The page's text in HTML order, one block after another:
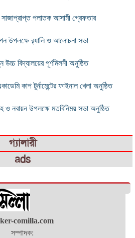
সাজাপ্রাপ্ত পলাতক আসামী গ্রেফতার
উপলক্ষে র‌্যালি ও আলোচনা সভা
বিদ্যালয়ের পূর্ণমিলনী অনুষ্ঠিত
কাপ টুর্নামেন্টের ফাইনাল খেলা অনুষ্ঠিত
ও নবায়ন উপলক্ষে মতবিনিময় সভা অনুষ্ঠিত
গ্যালারী
ads
comilla.com
সম্পাদক: